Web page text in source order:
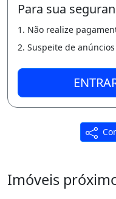
Para sua
1. Não realize
2. Suspeite de
Imóveis